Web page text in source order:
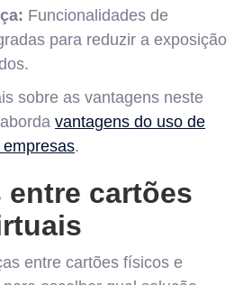
Funcionalidades de
para reduzir a exposição
sobre as vantagens neste
vantagens do uso de
.
entre cartões
entre cartões físicos e